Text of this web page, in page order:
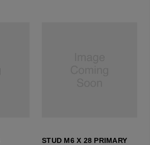
STUD M6 X 28 PRIMARY